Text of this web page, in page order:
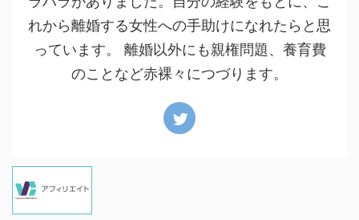
れから離婚する女性への手助けになれたらと思
っています。 離婚以外にも親権問題、養育費
のことなど赤裸々につづります。